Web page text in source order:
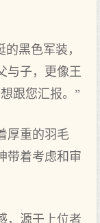
黑色军装，
与子，更像王
跟您汇报。”
厚重的羽毛
带着考虑和审
，源于上位者